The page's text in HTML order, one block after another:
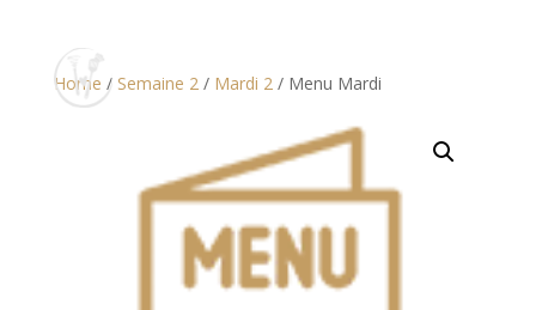
Home / Semaine 2/ Mardi 2/ Menu Mardi